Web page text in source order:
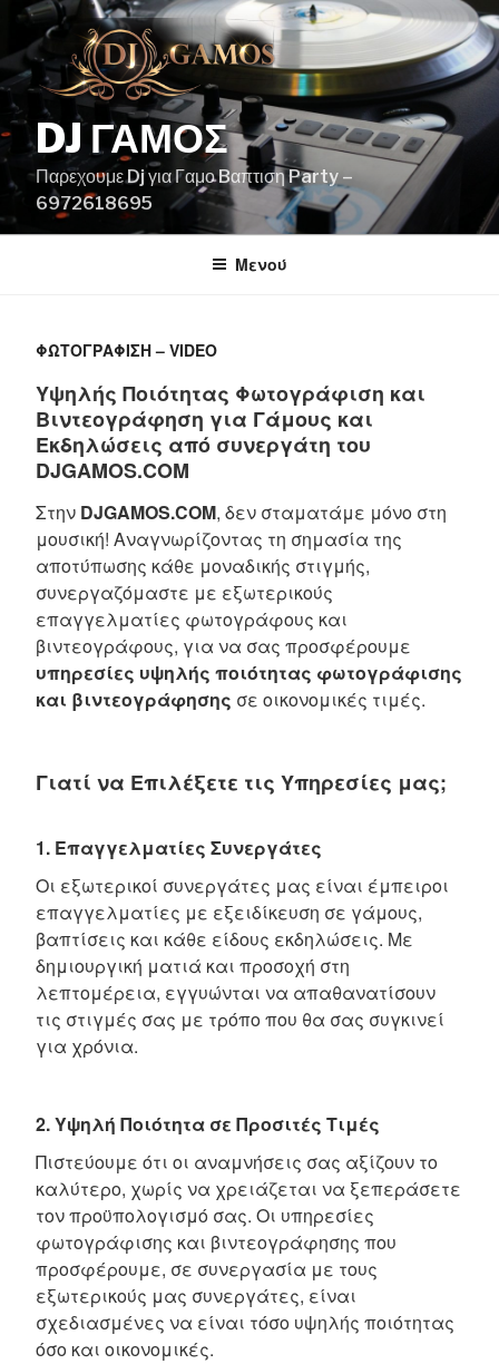
Μετάβαση
περιεχόμενο
DJ ΓΑΜΟΣ
Παρεχουμε Dj για Γαμο Bαπτιση Party –
6972618695
Μενού
ΦΩΤΟΓΡΆΦΙΣΗ – VIDEO
Υψηλής Ποιότητας Φωτογράφιση και
Βιντεογράφηση για Γάμους και
Εκδηλώσεις από συνεργάτη του
DJGAMOS.COM
Στην DJGAMOS.COM, δεν σταματάμε μόνο στη
μουσική! Αναγνωρίζοντας τη σημασία της
αποτύπωσης κάθε μοναδικής στιγμής,
συνεργαζόμαστε με εξωτερικούς
επαγγελματίες φωτογράφους και
βιντεογράφους, για να σας προσφέρουμε
υπηρεσίες υψηλής ποιότητας φωτογράφισης
και βιντεογράφησης σε οικονομικές τιμές.
Γιατί να Επιλέξετε τις Υπηρεσίες μας;
1. Επαγγελματίες Συνεργάτες
Οι εξωτερικοί συνεργάτες μας είναι έμπειροι
επαγγελματίες με εξειδίκευση σε γάμους,
βαπτίσεις και κάθε είδους εκδηλώσεις. Με
δημιουργική ματιά και προσοχή στη
λεπτομέρεια, εγγυώνται να απαθανατίσουν
τις στιγμές σας με τρόπο που θα σας συγκινεί
για χρόνια.
2. Υψηλή Ποιότητα σε Προσιτές Τιμές
Πιστεύουμε ότι οι αναμνήσεις σας αξίζουν το
καλύτερο, χωρίς να χρειάζεται να ξεπεράσετε
τον προϋπολογισμό σας. Οι υπηρεσίες
φωτογράφισης και βιντεογράφησης που
προσφέρουμε, σε συνεργασία με τους
εξωτερικούς μας συνεργάτες, είναι
σχεδιασμένες να είναι τόσο υψηλής ποιότητας
όσο και οικονομικές.